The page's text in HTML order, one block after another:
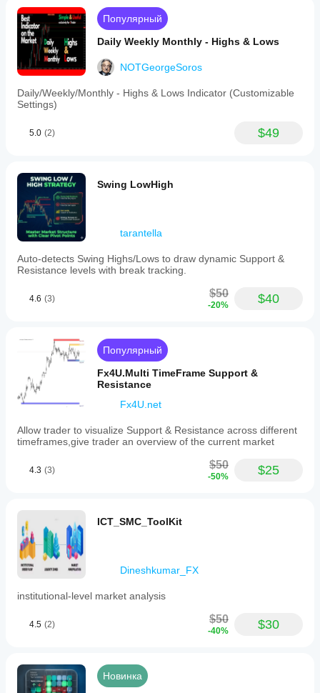
Популярный
Daily Weekly Monthly - Highs & Lows
NOTGeorgeSoros
Daily/Weekly/Monthly - Highs & Lows Indicator (Customizable
Settings)
5.0 (2) $49
Swing LowHigh
tarantella
Auto-detects Swing Highs/Lows to draw dynamic Support &
Resistance levels with break tracking.
4.6 (3) $50
-20% $40
Популярный
Fx4U.Multi TimeFrame Support &
Resistance
Fx4U.net
Allow trader to visualize Support & Resistance across different
timeframes,give trader an overview of the current market
4.3 (3) $50
-50% $25
ICT_SMC_ToolKit
Dineshkumar_FX
institutional-level market analysis
4.5 (2) $50
-40% $30
Новинка